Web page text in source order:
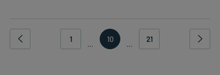
1
...
10
...
21